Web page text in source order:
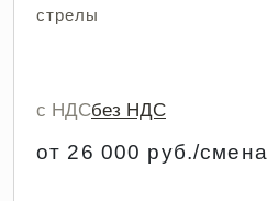
стрелы
с НДСбез НДС
от 26 000 руб./смена